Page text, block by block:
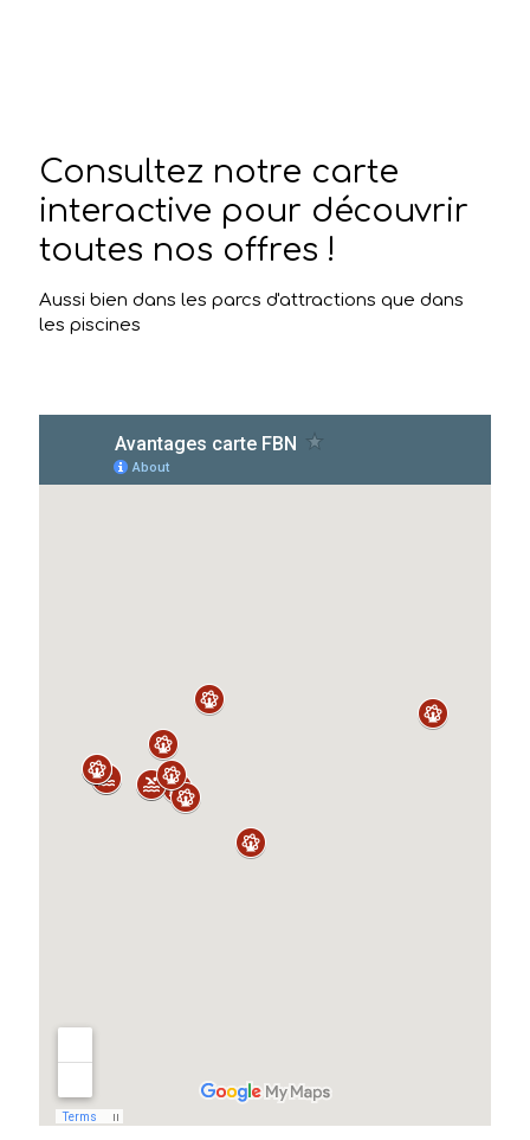
Consultez notre carte
interactive pour découvrir
toutes nos offres !
Aussi bien dans les parcs d'attractions que dans
les piscines